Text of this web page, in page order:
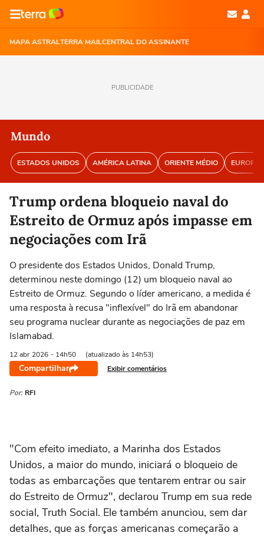
MAPA ASTRALTERRA MAILCENTRAL DO ASSINANTE
PUBLICIDADE
Mundo
ESTADOS UNIDOS AMÉRICA LATINA ORIENTE MÉDIO EUROPA
Trump ordena bloqueio naval do
Estreito de Ormuz após impasse em
negociações com Irã
O presidente dos Estados Unidos, Donald Trump,
determinou neste domingo (12) um bloqueio naval ao
Estreito de Ormuz. Segundo o líder americano, a medida é
uma resposta à recusa "inflexível" do Irã em abandonar
seu programa nuclear durante as negociações de paz em
Islamabad.
12 abr 2026 - 14h50 (atualizado às 14h53)
Compartilhar Exibir comentários
Por: RFI
"Com efeito imediato, a Marinha dos Estados
Unidos, a maior do mundo, iniciará o bloqueio de
todas as embarcações que tentarem entrar ou sair
do Estreito de Ormuz", declarou Trump em sua rede
social, Truth Social. Ele também anunciou, sem dar
detalhes, que as forças americanas começarão a